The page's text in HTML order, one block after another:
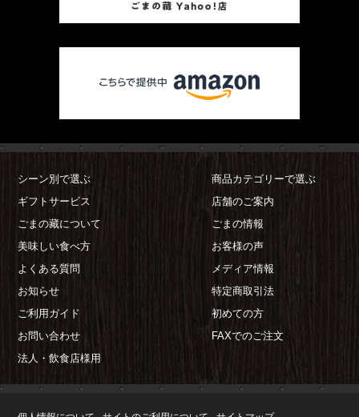
シーン別で選ぶ
商品カテゴリーで選ぶ
ギフトサービス
店舗のご案内
ごまの藏について
ごまの情報
美味しい食べ方
お客様の声
よくある質問
メディア情報
お知らせ
特定商取引法
ご利用ガイド
初めての方
お問い合わせ
FAXでのご注文
法人・飲食店様用